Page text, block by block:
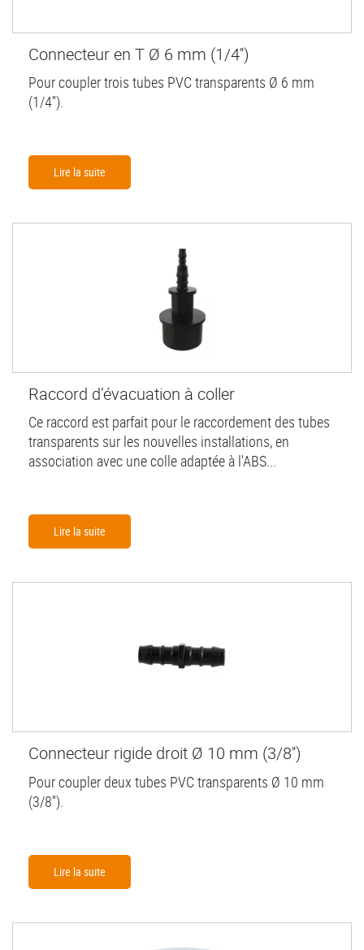
Connecteur en T Ø 6 mm (1/4'')
Pour coupler trois tubes PVC transparents Ø 6 mm
(1/4'').
Lire la suite
Raccord d’évacuation à coller
Ce raccord est parfait pour le raccordement des tubes
transparents sur les nouvelles installations, en
association avec une colle adaptée à l'ABS...
Lire la suite
Connecteur rigide droit Ø 10 mm (3/8'')
Pour coupler deux tubes PVC transparents Ø 10 mm
(3/8'').
Lire la suite